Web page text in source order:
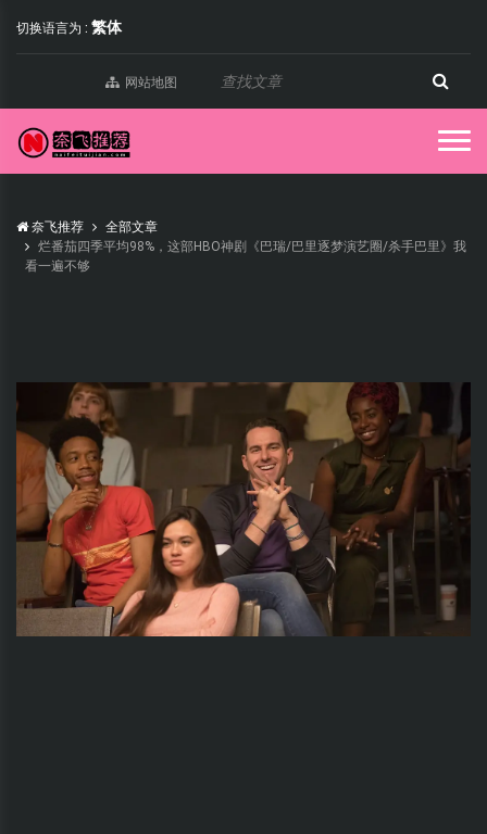
切换语言为 : 繁体
网站地图
奈飞推荐
全部文章
烂番茄四季平均98%，这部HBO神剧《巴瑞/巴里逐梦演艺圈/杀手巴里》我
看一遍不够